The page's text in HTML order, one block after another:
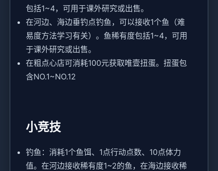
包括1~4，可用于课外研究或出售。
在河边、海边垂钓点钓鱼，可以接收1个鱼（难
易度方法学习有关）。鱼稀有度包括1~4，可用
于课外研究或出售。
在粗点心店可消耗100元获取唯壹扭蛋。扭蛋包
含NO.1~NO.12
小竞技
钓鱼：消耗1个鱼饵、1点行动点数、10点体力
值。在河边接收稀有度1~2的鱼，在海边接收稀